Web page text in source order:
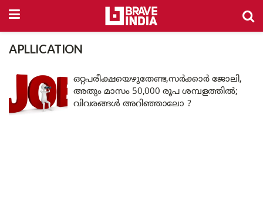
APLLICATION
ഒറ്റപരീക്ഷയെഴുതേണ്ട,സർക്കാർ ജോലി,
അതും മാസം 50,000 രൂപ ശമ്പളത്തിൽ;
വിവരങ്ങൾ അറിഞ്ഞാലോ ?